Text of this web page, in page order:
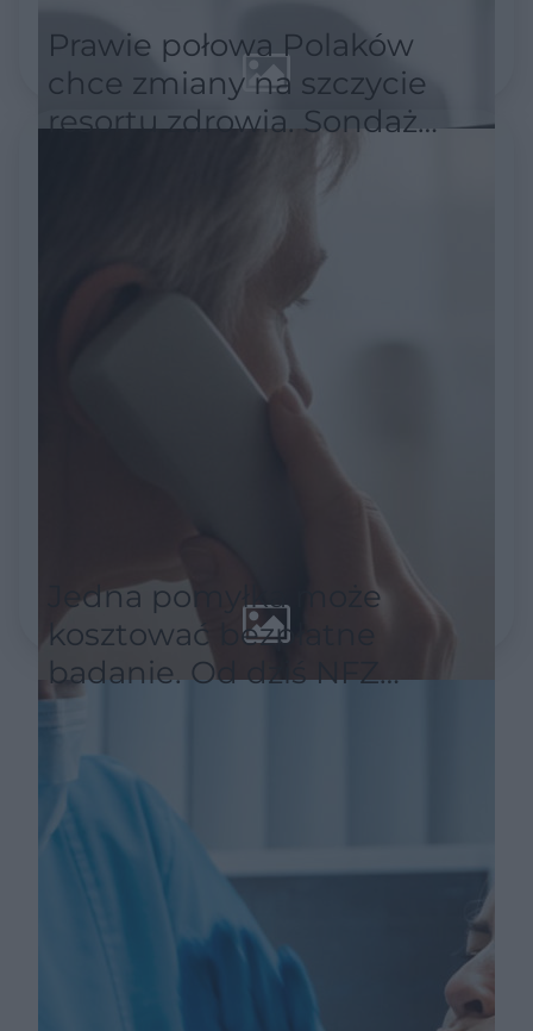
Prawie połowa Polaków
chce zmiany na szczycie
resortu zdrowia. Sondaż
Jedna pomyłka może
kosztować bezpłatne
badanie. Od dziś NFZ
wymaga nowego sposobu
zapisów